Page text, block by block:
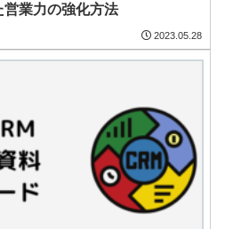
業力の強化方法
2023.05.28